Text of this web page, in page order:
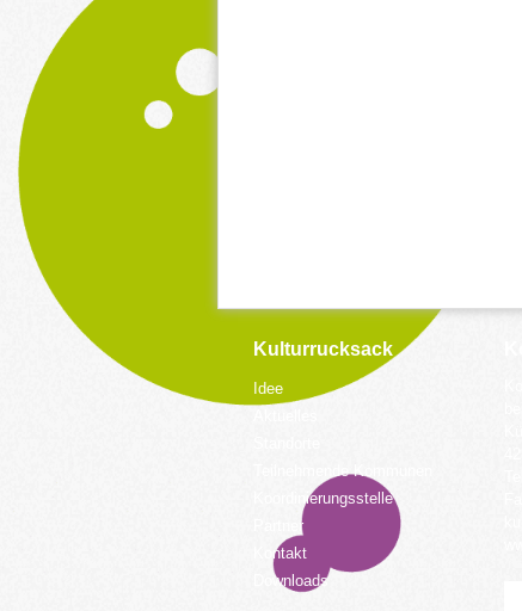
Kulturrucksack
Idee
Teilnehmende Kommunen
Koordinierungsstelle
Partner
Kontakt
Downloads